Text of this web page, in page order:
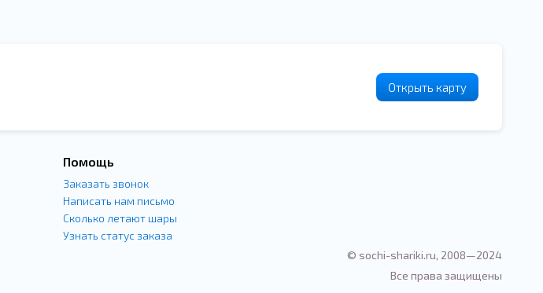
Открыть карту
Помощь
Заказать звонок
Написать нам письмо
Сколько летают шары
Узнать статус заказа
© sochi-shariki.ru, 2008—2024
Все права защищены